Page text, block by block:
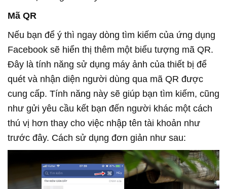
Mã QR
Nếu bạn để ý thì ngay dòng tìm kiếm của ứng dụng
Facebook sẽ hiển thị thêm một biểu tượng mã QR.
Đây là tính năng sử dụng máy ảnh của thiết bị để
quét và nhận diện người dùng qua mã QR được
cung cấp. Tính năng này sẽ giúp bạn tìm kiếm, cũng
như gửi yêu cầu kết bạn đến người khác một cách
thú vị hơn thay cho việc nhập tên tài khoản như
trước đây. Cách sử dụng đơn giản như sau: